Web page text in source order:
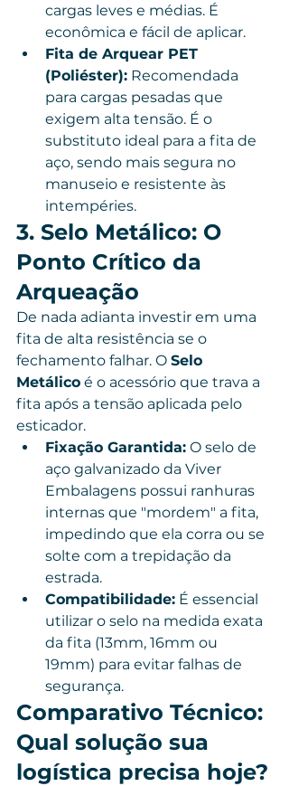
cargas leves e médias. É
econômica e fácil de aplicar.
Fita de Arquear PET
(Poliéster): Recomendada
para cargas pesadas que
exigem alta tensão. É o
substituto ideal para a fita de
aço, sendo mais segura no
manuseio e resistente às
intempéries.
3. Selo Metálico: O
Ponto Crítico da
Arqueação
De nada adianta investir em uma
fita de alta resistência se o
fechamento falhar. O Selo
Metálico é o acessório que trava a
fita após a tensão aplicada pelo
esticador.
Fixação Garantida: O selo de
aço galvanizado da Viver
Embalagens possui ranhuras
internas que "mordem" a fita,
impedindo que ela corra ou se
solte com a trepidação da
estrada.
Compatibilidade: É essencial
utilizar o selo na medida exata
da fita (13mm, 16mm ou
19mm) para evitar falhas de
segurança.
Comparativo Técnico:
Qual solução sua
logística precisa hoje?